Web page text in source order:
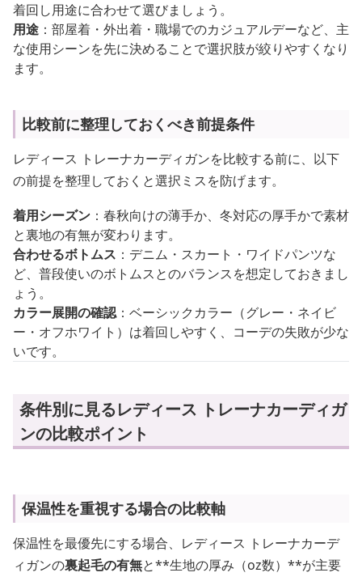
着回し用途に合わせて選びましょう。
用途 ：部屋着・外出着・職場でのカジュアルデーなど、主
な使用シーンを先に決めることで選択肢が絞りやすくなり
ます。
比較前に整理しておくべき前提条件
レディース トレーナカーディガンを比較する前に、以下
の前提を整理しておくと選択ミスを防げます。
着用シーズン ：春秋向けの薄手か、冬対応の厚手かで素材
と裏地の有無が変わります。
合わせるボトムス ：デニム・スカート・ワイドパンツな
ど、普段使いのボトムスとのバランスを想定しておきまし
ょう。
カラー展開の確認：ベーシックカラー（グレー・ネイビ
ー・オフホワイト）は着回しやすく、コーデの失敗が少な
いです。
条件別に見るレディース トレーナカーディガ
ンの比較ポイント
保温性を重視する場合の比較軸
保温性を最優先にする場合、レディース トレーナカーデ
ィガンの裏起毛の有無と**生地の厚み（oz数）**が主要